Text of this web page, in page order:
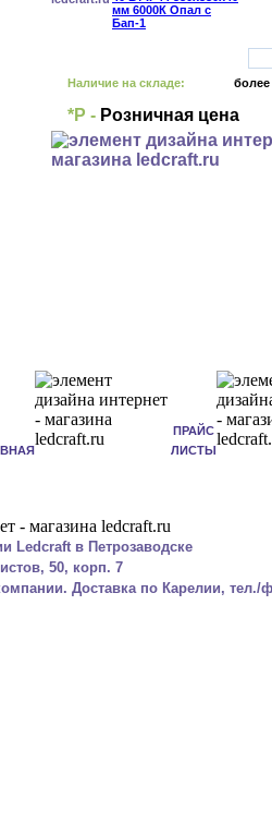
Наличие на складе: более
*Р - Розничная цена
ПРАЙС
ЛИСТЫ
Ledcraft в Петрозаводске
50, корп. 7
Доставка по Карелии, тел./